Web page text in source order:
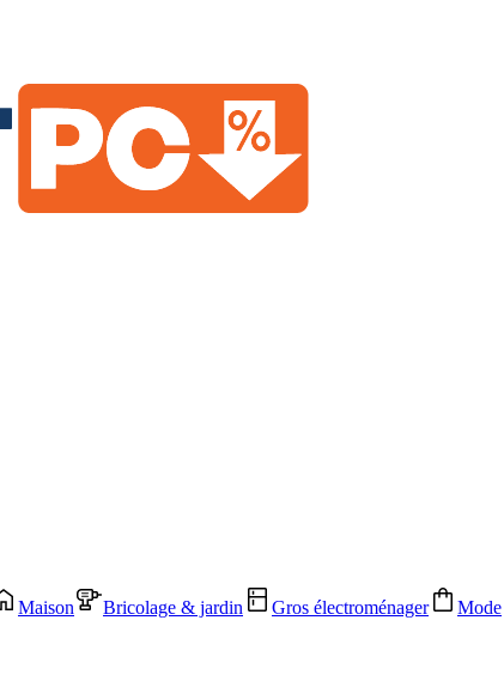
Maison Bricolage & jardin Gros électroménager Mode